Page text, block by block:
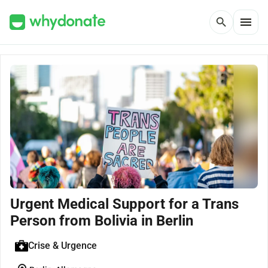
search menu
Urgent Medical Support for a Trans
Person from Bolivia in Berlin
Crise & Urgence